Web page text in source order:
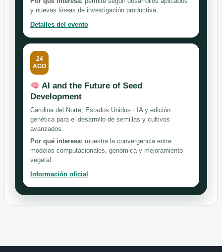
y nuevas líneas de investigación productiva.
Detalles del evento
24
AGO
AI and the Future of Seed
Development
Carolina del Norte, Estados Unidos · IA y edición
genética para el desarrollo de semillas y cultivos
avanzados.
Por qué interesa: muestra la convergencia entre
modelos computacionales, genómica y mejoramiento
vegetal.
Información oficial